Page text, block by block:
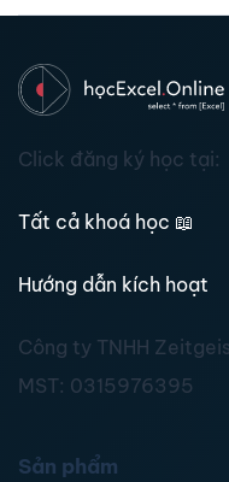
Click đăng ký học tại:
Tất cả khoá học 📖
Hướng dẫn kích hoạt
Công ty TNHH
MST: 0315976395
Sản phẩm